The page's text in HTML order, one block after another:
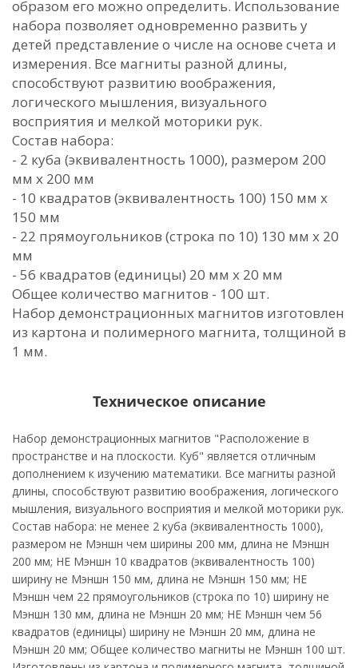
образом его можно определить. Использование
набора позволяет одновременно развить у
детей представление о числе на основе счета и
измерения. Все магниты разной длины,
способствуют развитию воображения,
логического мышления, визуального
восприятия и мелкой моторики рук.
Состав набора:
- 2 куба (эквивалентность 1000), размером 200
мм х 200 мм
- 10 квадратов (эквивалентность 100) 150 мм х
150 мм
- 22 прямоугольников (строка по 10) 130 мм х 20
мм
- 56 квадратов (единицы) 20 мм х 20 мм
Общее количество магнитов - 100 шт.
Набор демонстрационных магнитов изготовлен
из картона и полимерного магнита, толщиной в
1 мм.
Техническое описание
Набор демонстрационных магнитов "Расположение в
пространстве и на плоскости. Куб" является отличным
дополнением к изучению математики. Все магниты разной
длины, способствуют развитию воображения, логического
мышления, визуального восприятия и мелкой моторики рук.
Состав набора: не менее 2 куба (эквивалентность 1000),
размером не Мэншн чем ширины 200 мм, длина не Мэншн
200 мм; НЕ Мэншн 10 квадратов (эквивалентность 100)
ширину не Мэншн 150 мм, длина не Мэншн 150 мм; НЕ
Мэншн чем 22 прямоугольников (строка по 10) ширину не
Мэншн 130 мм, длина не Мэншн 20 мм; НЕ Мэншн чем 56
квадратов (единицы) ширину не Мэншн 20 мм, длина не
Мэншн 20 мм; Общее количество магниты не Мэншн 100 шт.